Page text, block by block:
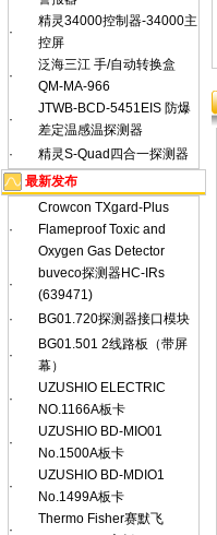
·
精灵34000控制器-34000主
控屏
·
泛海三江 手/自动转换盒
QM-MA-966
·
JTWB-BCD-5451EIS 防爆
差定温感温探测器
·
精灵S-Quad四合一探测器
最新发布
·
Crowcon TXgard-Plus
Flameproof Toxic and
Oxygen Gas Detector
·
buveco探测器HC-IRs
(639471)
·
BG01.720探测器接口模块
·
BG01.501 2线路板（带屏
幕）
·
UZUSHIO ELECTRIC
NO.1166A板卡
·
UZUSHIO BD-MIO01
No.1500A板卡
·
UZUSHIO BD-MDIO1
No.1499A板卡
·
Thermo Fisher赛默飞